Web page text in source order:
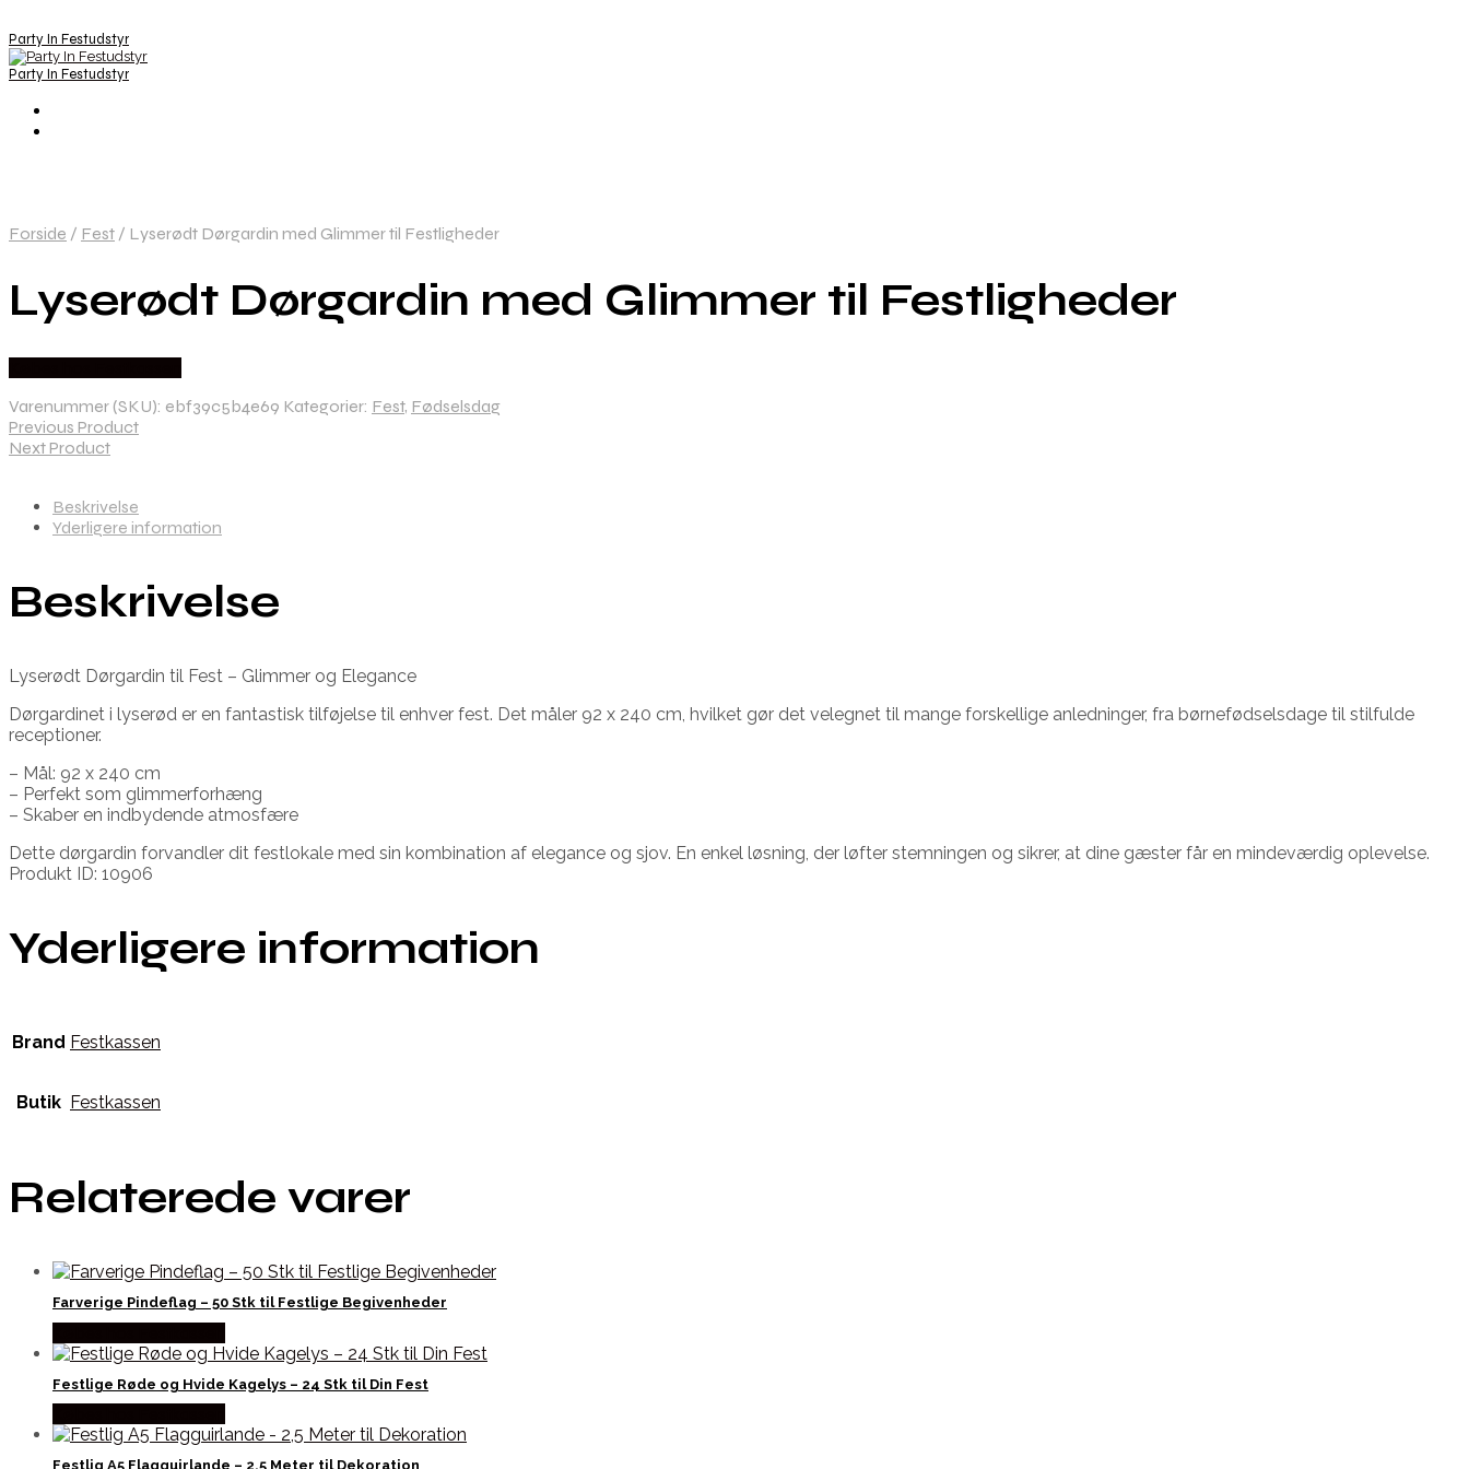
Party In Festudstyr
Party In Festudstyr
Forside / Fest / Lyserødt Dørgardin med Glimmer til Festligheder
Lyserødt Dørgardin med Glimmer til Festligheder
Varenummer (SKU): ebf39c5b4e69 Kategorier: Fest, Fødselsdag
Previous Product
Next Product
Beskrivelse
Yderligere information
Beskrivelse
Lyserødt Dørgardin til Fest – Glimmer og Elegance
Dørgardinet i lyserød er en fantastisk tilføjelse til enhver fest. Det måler 92 x 240 cm, hvilket gør det velegnet til mange forskellige anledninger, fra børnefødselsdage til stilfulde
receptioner.
– Mål: 92 x 240 cm
– Perfekt som glimmerforhæng
– Skaber en indbydende atmosfære
Dette dørgardin forvandler dit festlokale med sin kombination af elegance og sjov. En enkel løsning, der løfter stemningen og sikrer, at dine gæster får en mindeværdig oplevelse.
Produkt ID: 10906
Yderligere information
Brand Festkassen
Butik Festkassen
Relaterede varer
Farverige Pindeflag – 50 Stk til Festlige Begivenheder
Festlige Røde og Hvide Kagelys – 24 Stk til Din Fest
Festlig A5 Flagguirlande – 2,5 Meter til Dekoration